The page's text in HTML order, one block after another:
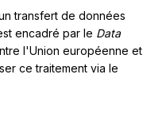
transfert de données
encadré par le Data
l'Union européenne et
ce traitement via le